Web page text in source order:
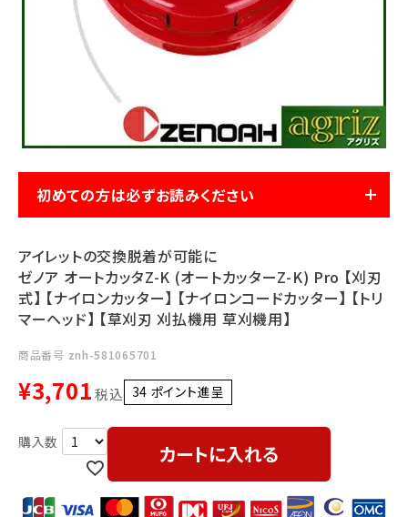
利用ガイド FAQ
メールでのお問い合わせ
FAXでのご注文
0739-72-453224時間受付
初めての方は必ずお読みください
アイレットの交換脱着が可能に
ゼノア オートカッタZ-K (オートカッターZ-K) Pro 【刈刃
式】 【ナイロンカッター】 【ナイロンコードカッター】 【トリ
マーヘッド】 【草刈刃 刈払機用 草刈機用】
商品番号 znh-581065701
¥3,701 税込 34 ポイント進呈 ]
カートに入れる